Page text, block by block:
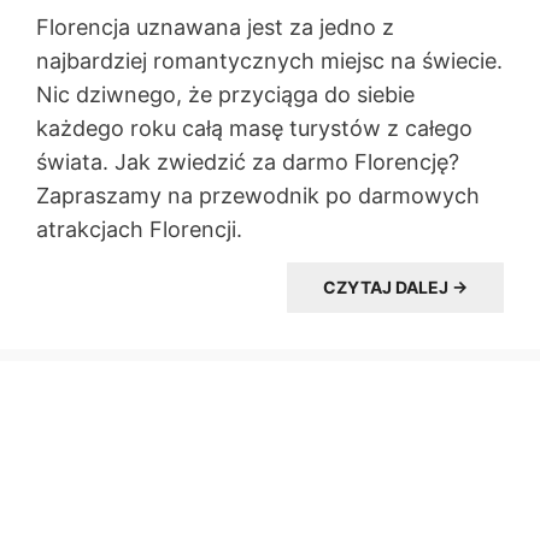
Florencja uznawana jest za jedno z
najbardziej romantycznych miejsc na świecie.
Nic dziwnego, że przyciąga do siebie
każdego roku całą masę turystów z całego
świata. Jak zwiedzić za darmo Florencję?
Zapraszamy na przewodnik po darmowych
atrakcjach Florencji.
CZYTAJ DALEJ →